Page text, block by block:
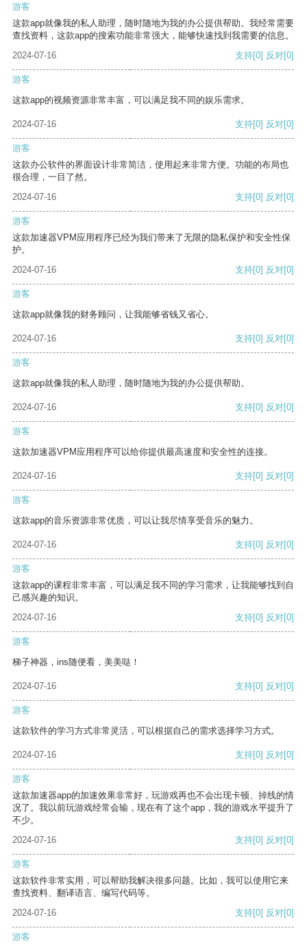
游客
这款app就像我的私人助理，随时随地为我的办公提供帮助。我经常需要
查找资料，这款app的搜索功能非常强大，能够快速找到我需要的信息。
2024-07-16
支持[0] 反对[0]
游客
这款app的视频资源非常丰富，可以满足我不同的娱乐需求。
2024-07-16 支持[0] 反对[0]
游客
这款办公软件的界面设计非常简洁，使用起来非常方便。功能的布局也
很合理，一目了然。
2024-07-16
支持[0] 反对[0]
游客
这款加速器VPM应用程序已经为我们带来了无限的隐私保护和安全性保
护。
2024-07-16
支持[0] 反对[0]
游客
这款app就像我的财务顾问，让我能够省钱又省心。
2024-07-16 支持[0] 反对[0]
游客
这款app就像我的私人助理，随时随地为我的办公提供帮助。
2024-07-16 支持[0] 反对[0]
游客
这款加速器VPM应用程序可以给你提供最高速度和安全性的连接。
2024-07-16 支持[0] 反对[0]
游客
这款app的音乐资源非常优质，可以让我尽情享受音乐的魅力。
2024-07-16 支持[0] 反对[0]
游客
这款app的课程非常丰富，可以满足我不同的学习需求，让我能够找到自
己感兴趣的知识。
2024-07-16
支持[0] 反对[0]
游客
梯子神器，ins随便看，美美哒！
2024-07-16 支持[0] 反对[0]
游客
这款软件的学习方式非常灵活，可以根据自己的需求选择学习方式。
2024-07-16 支持[0] 反对[0]
游客
这款加速器app的加速效果非常好，玩游戏再也不会出现卡顿、掉线的情
况了。我以前玩游戏经常会输，现在有了这个app，我的游戏水平提升了
不少。
2024-07-16
支持[0] 反对[0]
游客
这款软件非常实用，可以帮助我解决很多问题。比如，我可以使用它来
查找资料、翻译语言、编写代码等。
2024-07-16
支持[0] 反对[0]
游客